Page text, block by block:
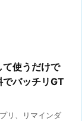
て使うだけで
でバッチリGT
リ、リマインダ